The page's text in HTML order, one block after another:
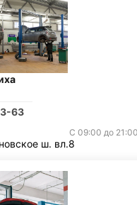
63
С 09:00 до
ш. вл.8